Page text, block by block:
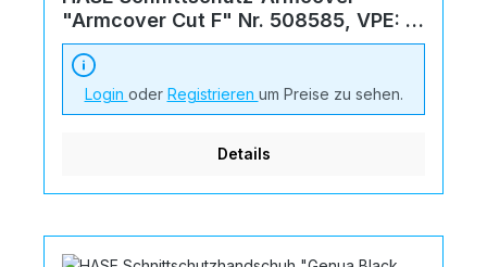
"Armcover Cut F" Nr. 508585, VPE: 5
PA
Login oder Registrieren um Preise zu sehen.
Details